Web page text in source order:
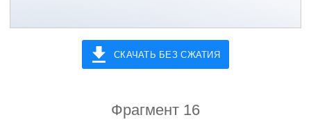
СКАЧАТЬ БЕЗ СЖАТИЯ
Фрагмент 16